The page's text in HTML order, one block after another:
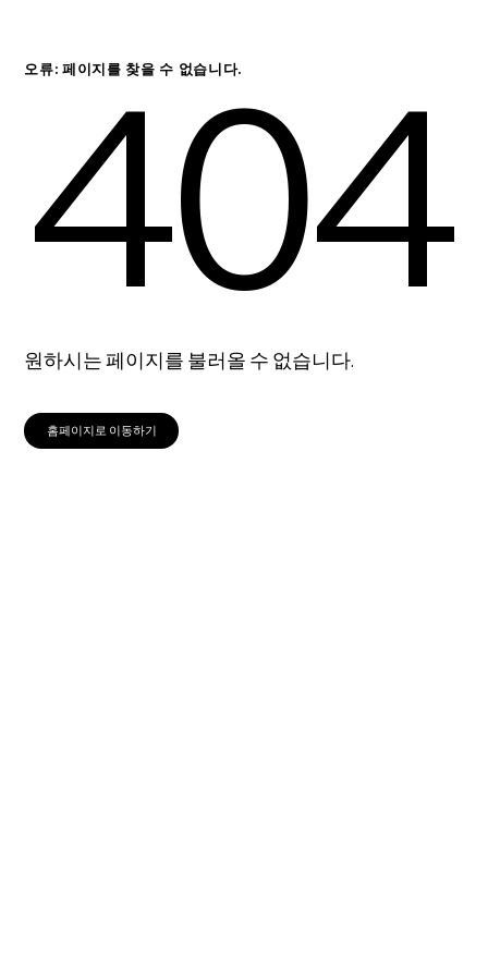
오류: 페이지를 찾을 수 없습니다.
404
원하시는 페이지를 불러올 수 없습니다.
홈페이지로 이동하기